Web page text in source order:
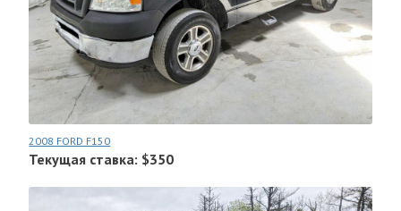
2008 FORD F150
Текущая ставка: $350